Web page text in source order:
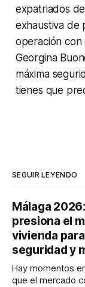
expatriados
exhaustiva de
operación
Georgina
máxima
tienes que
SEGUIR LEYENDO
Málaga
presiona el
vivienda
seguridad y
Hay momentos
que el mercado